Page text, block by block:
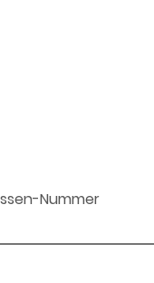
Nummer